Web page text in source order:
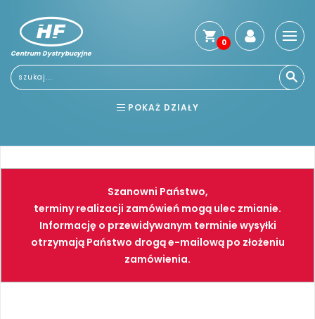
Centrum Dystrybucyjne
0
POKAŻ DZIAŁY
NARZĘDZIA SPAWALNICTWO
FARBY PNEUMATYKA
Szanowni Państwo,
terminy realizacji zamówień mogą ulec zmianie.
Informację o przewidywanym terminie wysyłki
otrzymają Państwo drogą e-mailową po złożeniu
zamówienia.